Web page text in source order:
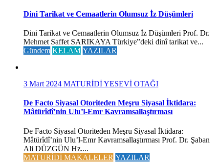
Dini Tarikat ve Cemaatlerin Olumsuz İz Düşümleri
Dini Tarikat ve Cemaatlerin Olumsuz İz Düşümleri Prof. Dr.
Mehmet Saffet SARIKAYA Türkiye‟deki dinî tarikat ve...
Gündem KELAM YAZILAR
3 Mart 2024 MATURİDİ YESEVİ OTAĞI
De Facto Siyasal Otoriteden Meşru Siyasal İktidara:
Mâtürîdî’nin Ulu’l-Emr Kavramsallaştırması
De Facto Siyasal Otoriteden Meşru Siyasal İktidara:
Mâtürîdî’nin Ulu’l-Emr Kavramsallaştırması Prof. Dr. Şaban
Ali DÜZGÜN Hz....
MATURİDİ MAKALELER YAZILAR